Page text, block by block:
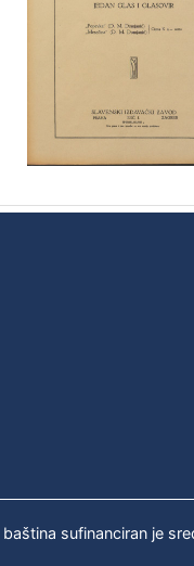
sufinanciran je